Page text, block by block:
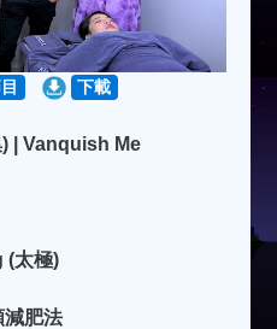
下載
| Vanquish Me
(太極)
減肥法